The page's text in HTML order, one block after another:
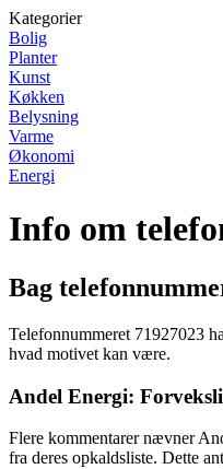
Kategorier
Bolig
Planter
Kunst
Køkken
Belysning
Varme
Økonomi
Energi
Info om
Bag
Telefonnummeret 71927023
hvad motivet kan være.
Andel Energi:
Flere kommentarer nævner
fra deres opkaldsliste. Dette